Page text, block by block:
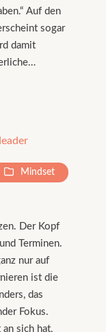
Auf den
sogar
damit
Mindset
Der Kopf
Terminen.
nur auf
ist die
das
Fokus.
an sich hat,